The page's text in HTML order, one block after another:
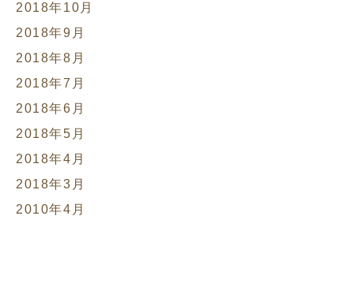
2018年10月
2018年9月
2018年8月
2018年7月
2018年6月
2018年5月
2018年4月
2018年3月
2010年4月